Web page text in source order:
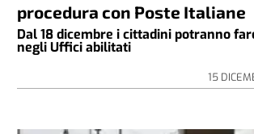
procedura con Poste Italiane
Dal 18 dicembre i cittadini potranno
negli Uffici abilitati
15